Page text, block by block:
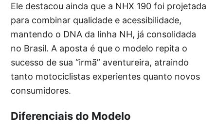
Ele destacou ainda que a NHX 190 foi projetada
para combinar qualidade e acessibilidade,
mantendo o DNA da linha NH, já consolidada
no Brasil. A aposta é que o modelo repita o
sucesso de sua “irmã” aventureira, atraindo
tanto motociclistas experientes quanto novos
consumidores.
Diferenciais do Modelo